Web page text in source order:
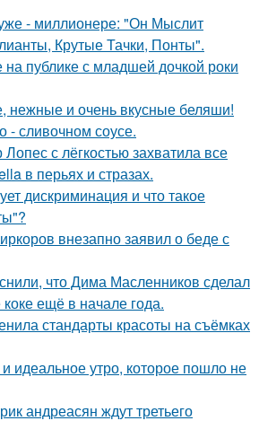
- миллионере: "Он Мыслит
Крутые Тачки, Понты".
публике с младшей дочкой роки
нежные и очень вкусные беляши!
- сливочном соусе.
с лёгкостью захватила все
в перьях и стразах.
дискриминация и что такое
внезапно заявил о беде с
что Дима Масленников сделал
ещё в начале года.
стандарты красоты на съёмках
идеальное утро, которое пошло не
андреасян ждут третьего